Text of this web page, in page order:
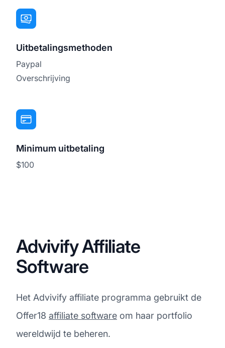
Uitbetalingsmethoden
Paypal
Overschrijving
Minimum uitbetaling
$100
Advivify Affiliate
Software
Het Advivify affiliate programma gebruikt de
Offer18 affiliate software om haar portfolio
wereldwijd te beheren.